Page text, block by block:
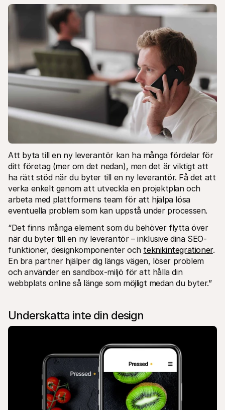
Att byta till en ny leverantör kan ha många fördelar för
ditt företag (mer om det nedan), men det är viktigt att
ha rätt stöd när du byter till en ny leverantör. Få det att
verka enkelt genom att utveckla en projektplan och
arbeta med plattformens team för att hjälpa lösa
eventuella problem som kan uppstå under processen.
“Det finns många element som du behöver flytta över
när du byter till en ny leverantör – inklusive dina SEO-
funktioner, designkomponenter och teknikintegrationer.
En bra partner hjälper dig längs vägen, löser problem
och använder en sandbox-miljö för att hålla din
webbplats online så länge som möjligt medan du byter.”
Underskatta inte din design